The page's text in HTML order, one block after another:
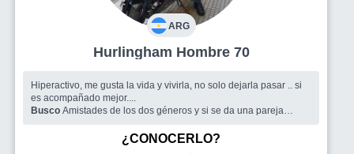
ARG
Hurlingham Hombre 70
Hiperactivo, me gusta la vida y vivirla, no solo dejarla pasar .. si
es acompañado mejor....
Busco Amistades de los dos géneros y si se da una pareja
¿CONOCERLO?